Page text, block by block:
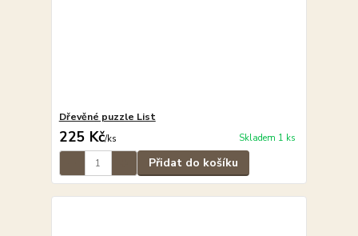
Dřevěné puzzle List
225 Kč/ks Skladem 1 ks
Přidat do košíku